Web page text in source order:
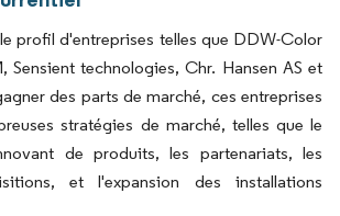
profil d'entreprises telles que DDW-Color
Sensient technologies, Chr. Hansen AS et
des parts de marché, ces entreprises
stratégies de marché, telles que le
de produits, les partenariats, les
et l'expansion des installations